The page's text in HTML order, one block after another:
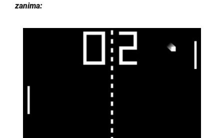
zanima: